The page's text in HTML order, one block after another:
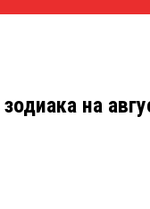
на